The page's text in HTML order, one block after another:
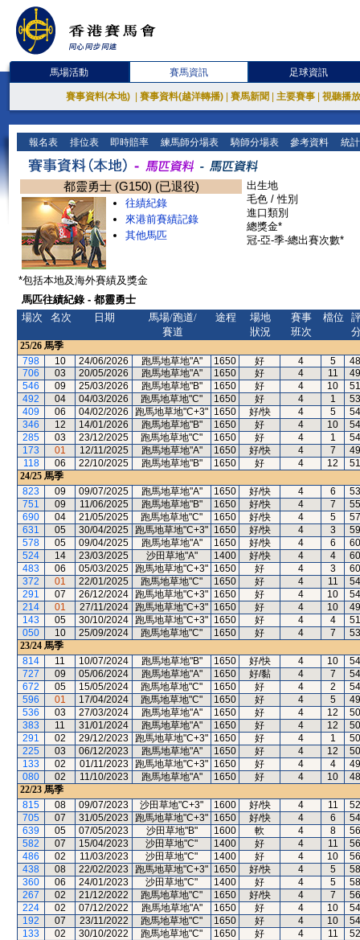
馬場活動 賽馬資訊 足球資訊
賽事資料(本地) 賽事資料(越洋轉播) 賽馬新聞 主要賽事 視聽播
報名表 排位表 即時賠率 練馬師分場表 騎師分場表 參考資料 統
都靈勇士 (G150) (已退役)
往績紀錄
來港前賽績記錄
其他馬匹
出生地
毛色 / 性別
進口類別
總獎金*
冠-亞-季-總出賽次數*
*包括本地及海外賽績及獎金
馬匹往績紀錄 - 都靈勇士
場次
名次 日期
馬場/跑道/
賽道
途程
場地
狀況
賽事
班次
檔位
25/26 馬季
798
10 24/06/2026 跑馬地草地"A" 1650 好 4 5
48
706
03 20/05/2026 跑馬地草地"A" 1650 好 4 11
49
546
09 25/03/2026 跑馬地草地"B" 1650 好 4 10
51
492
04 04/03/2026 跑馬地草地"C" 1650 好 4 1
53
409
06 04/02/2026 跑馬地草地"C+3" 1650 好/快 4 5
54
346
12 14/01/2026 跑馬地草地"B" 1650 好 4 10
54
285
03 23/12/2025 跑馬地草地"C" 1650 好 4 1
54
173
01 12/11/2025 跑馬地草地"A" 1650 好/快 4 7
49
118
06 22/10/2025 跑馬地草地"B" 1650 好 4 12
51
24/25 馬季
823
09 09/07/2025 跑馬地草地"A" 1650 好/快 4 6
53
751
09 11/06/2025 跑馬地草地"B" 1650 好/快 4 7
55
690
04 21/05/2025 跑馬地草地"C" 1650 好/快 4 5
57
631
05 30/04/2025 跑馬地草地"C+3" 1650 好/快 4 3
59
578
05 09/04/2025 跑馬地草地"A" 1650 好/快 4 6
60
524
14 23/03/2025 沙田草地"A" 1400 好/快 4 4
60
483
06 05/03/2025 跑馬地草地"C+3" 1650 好 4 3
60
372
01 22/01/2025 跑馬地草地"C" 1650 好 4 11
54
291
07 26/12/2024 跑馬地草地"C+3" 1650 好 4 10
54
214
01 27/11/2024 跑馬地草地"C+3" 1650 好 4 10
49
143
05 30/10/2024 跑馬地草地"C+3" 1650 好 4 4
51
050
10 25/09/2024 跑馬地草地"C" 1650 好 4 7
53
23/24 馬季
814
11 10/07/2024 跑馬地草地"B" 1650 好/快 4 10
54
727
09 05/06/2024 跑馬地草地"A" 1650 好/黏 4 7
54
672
05 15/05/2024 跑馬地草地"C" 1650 好 4 2
54
596
01 17/04/2024 跑馬地草地"C" 1650 好 4 5
49
536
03 27/03/2024 跑馬地草地"A" 1650 好 4 12
50
383
11 31/01/2024 跑馬地草地"A" 1650 好 4 12
50
291
02 29/12/2023 跑馬地草地"C+3" 1650 好 4 1
50
225
03 06/12/2023 跑馬地草地"A" 1650 好 4 12
50
133
02 01/11/2023 跑馬地草地"C+3" 1650 好 4 4
49
080
02 11/10/2023 跑馬地草地"A" 1650 好 4 10
48
22/23 馬季
815
08 09/07/2023 沙田草地"C+3" 1600 好/快 4 11
52
705
07 31/05/2023 跑馬地草地"C+3" 1650 好/快 4 6
54
639
05 07/05/2023 沙田草地"B" 1600 軟 4 8
56
582
07 15/04/2023 沙田草地"C" 1400 好 4 11
56
486
02 11/03/2023 沙田草地"C" 1400 好 4 10
56
438
08 22/02/2023 跑馬地草地"C+3" 1650 好/快 4 5
58
360
06 24/01/2023 沙田草地"C" 1400 好 4 5
58
267
02 21/12/2022 跑馬地草地"C" 1650 好/快 4 7
56
224
02 07/12/2022 跑馬地草地"A" 1650 好 4 10
54
192
07 23/11/2022 跑馬地草地"C" 1650 好 4 10
54
133
02 30/10/2022 跑馬地草地"C" 1650 好 4 11
52